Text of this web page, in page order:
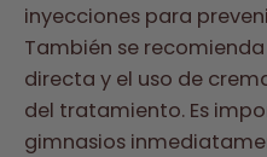
inyecciones para
También se
directa y el uso de
del tratamiento. Es
gimnasios